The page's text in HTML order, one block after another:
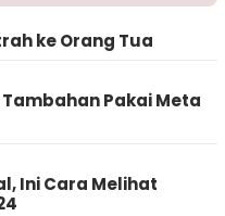
ke Orang Tua
Pakai Meta
Ini Cara Melihat